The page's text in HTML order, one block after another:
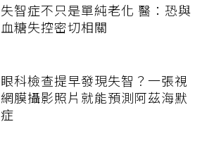
失智症不只是單純老化 醫：恐與
血糖失控密切相關
眼科檢查提早發現失智？一張視
網膜攝影照片就能預測阿茲海默
症